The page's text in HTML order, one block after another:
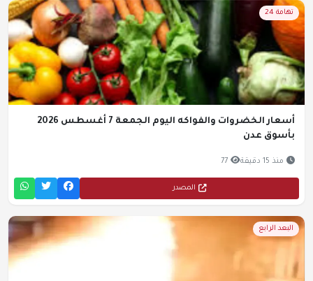
تهامة 24
أسعار الخضروات والفواكه اليوم الجمعة 7 أغسطس 2026
بأسوق عدن
منذ 15 دقيقة 77
المصدر
البعد الرابع